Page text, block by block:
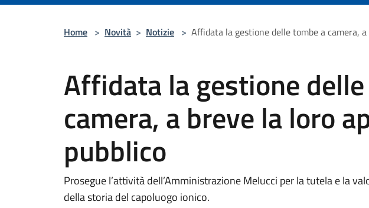
Home > Novità > Notizie > Affidata la gestione delle tombe a camera,
Affidata la gestione
camera, a breve la loro
pubblico
Prosegue l’attività dell’Amministrazione Melucci per la tutela e la
della storia del capoluogo ionico.